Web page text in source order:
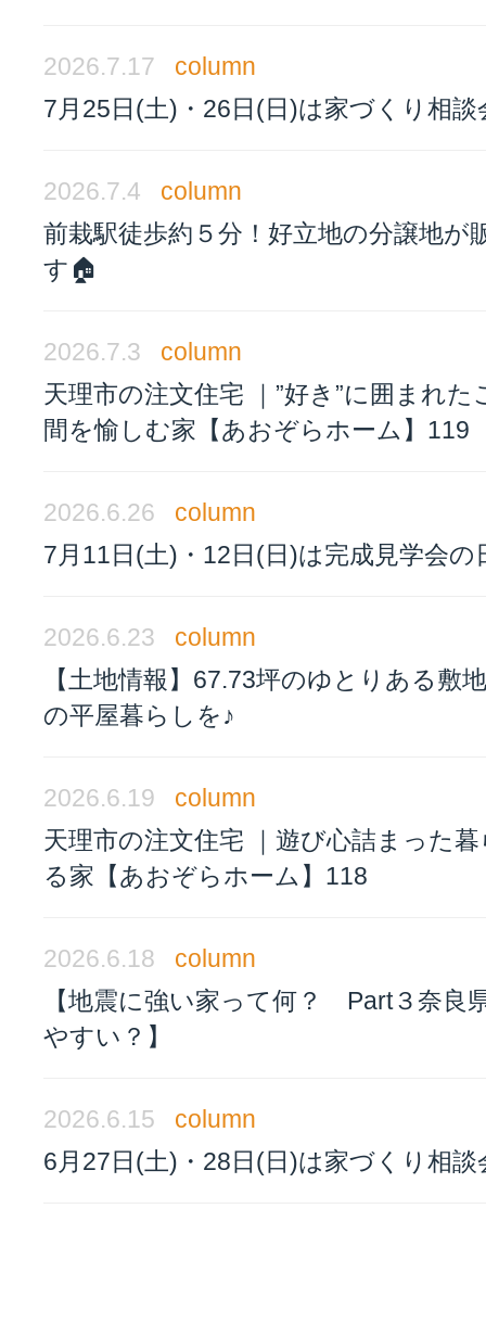
2026.7.17
column
7月25日(土)・26日(日)は家づくり相談
2026.7.4
column
前栽駅徒歩約５分！好立地の分譲地が
す🏠
2026.7.3
column
天理市の注文住宅 ｜”好き”に囲まれた
間を愉しむ家【あおぞらホーム】119
2026.6.26
column
7月11日(土)・12日(日)は完成見学会の
2026.6.23
column
【土地情報】67.73坪のゆとりある敷
の平屋暮らしを♪
2026.6.19
column
天理市の注文住宅 ｜遊び心詰まった
る家【あおぞらホーム】118
2026.6.18
column
【地震に強い家って何？ Part３奈良
やすい？】
2026.6.15
column
6月27日(土)・28日(日)は家づくり相談